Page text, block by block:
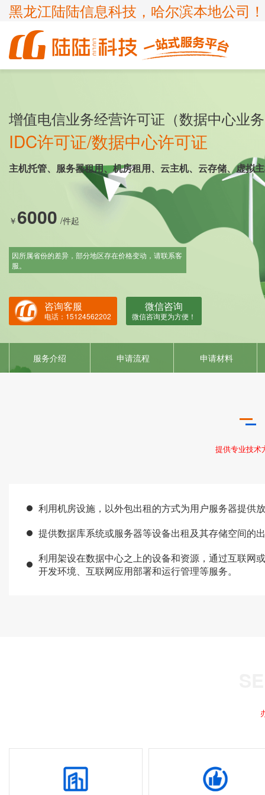
黑龙江陆陆信息科技，哈尔滨本地公司！
企业服务
申请办理条件
ISP许可证
呼叫中心业务
宽带运营商
外资经营电信业务
知识产权
申请办理条件
商标注册
商标疑难
商标变更
认证服务
申请办理条件
ISO9001
ISO14001
ISO45001
ISO27001
FSC森林认证
ISO13485
项目申报
申请办理条件
国家高新企业复审
专精特新
科小企评咨询服务
增值电信业务经营许可证（数据中心业
IDC许可证/数据中心许可证
主机托管、服务器租用、机房租用、云主机、云存储、虚拟
￥ 6000 /件起
因所属省份的差异，部分地区存在价格变动，请联系客
服。
咨询客服
电话：15124562202
微信咨询
微信咨询更为方便！
服务介绍 申请流程 申请材料
提供专业技术
利用机房设施，以外包出租的方式为用户服务器提供
提供数据库系统或服务器等设备出租及其存储空间的
利用架设在数据中心之上的设备和资源，通过互联网
开发环境、互联网应用部署和运行管理等服务。